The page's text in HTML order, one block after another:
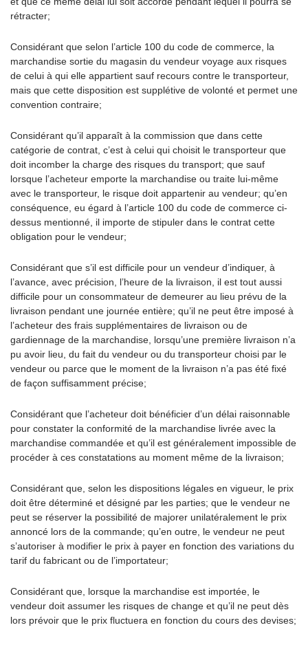
rétracter;
Considérant que selon l’article 100 du code de commerce, la
marchandise sortie du magasin du vendeur voyage aux risques
de celui à qui elle appartient sauf recours contre le transporteur,
mais que cette disposition est supplétive de volonté et permet une
convention contraire;
Considérant qu’il apparaît à la commission que dans cette
catégorie de contrat, c’est à celui qui choisit le transporteur que
doit incomber la charge des risques du transport; que sauf
lorsque l’acheteur emporte la marchandise ou traite lui-même
avec le transporteur, le risque doit appartenir au vendeur; qu’en
conséquence, eu égard à l’article 100 du code de commerce ci-
dessus mentionné, il importe de stipuler dans le contrat cette
obligation pour le vendeur;
Considérant que s’il est difficile pour un vendeur d’indiquer, à
l’avance, avec précision, l’heure de la livraison, il est tout aussi
difficile pour un consommateur de demeurer au lieu prévu de la
livraison pendant une journée entière; qu’il ne peut être imposé à
l’acheteur des frais supplémentaires de livraison ou de
gardiennage de la marchandise, lorsqu’une première livraison n’a
pu avoir lieu, du fait du vendeur ou du transporteur choisi par le
vendeur ou parce que le moment de la livraison n’a pas été fixé
de façon suffisamment précise;
Considérant que l’acheteur doit bénéficier d’un délai raisonnable
pour constater la conformité de la marchandise livrée avec la
marchandise commandée et qu’il est généralement impossible de
procéder à ces constatations au moment même de la livraison;
Considérant que, selon les dispositions légales en vigueur, le prix
doit être déterminé et désigné par les parties; que le vendeur ne
peut se réserver la possibilité de majorer unilatéralement le prix
annoncé lors de la commande; qu’en outre, le vendeur ne peut
s’autoriser à modifier le prix à payer en fonction des variations du
tarif du fabricant ou de l’importateur;
Considérant que, lorsque la marchandise est importée, le
vendeur doit assumer les risques de change et qu’il ne peut dès
lors prévoir que le prix fluctuera en fonction du cours des devises;